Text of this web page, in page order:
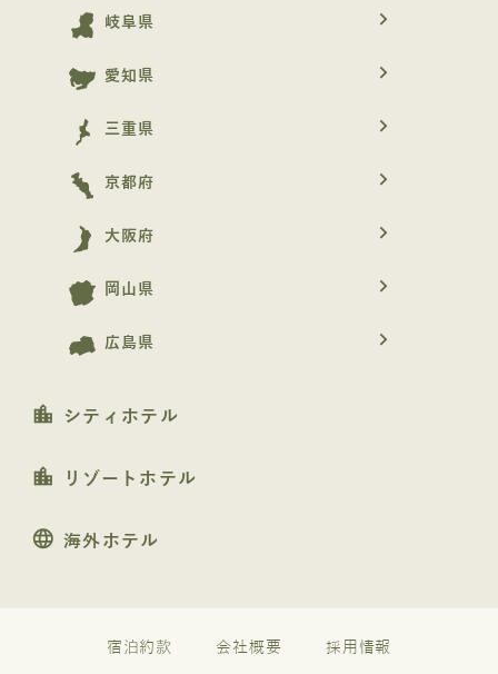
岐阜県 navigate_next
愛知県 navigate_next
三重県 navigate_next
京都府 navigate_next
大阪府 navigate_next
岡山県 navigate_next
広島県 navigate_next
location_city シティホテル
location_city リゾートホテル
language 海外ホテル
宿泊約款 会社概要 採用情報